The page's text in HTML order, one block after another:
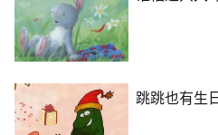
跳跳也有生